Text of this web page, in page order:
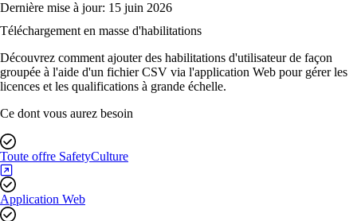
Dernière mise à jour: 15 juin 2026
Téléchargement en masse d'habilitations
Découvrez comment ajouter des habilitations d'utilisateur de façon
groupée à l'aide d'un fichier CSV via l'application Web pour gérer les
licences et les qualifications à grande échelle.
Ce dont vous aurez besoin
Toute offre SafetyCulture
Application Web